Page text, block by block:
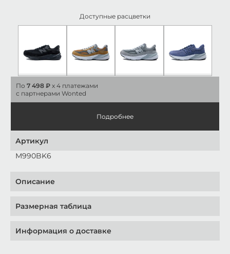
Доступные расцветки
По 7 498 ₽ x 4 платежами
с партнерами Wonted
Подробнее
Артикул
M990BK6
Описание
Размерная таблица
Информация о доставке